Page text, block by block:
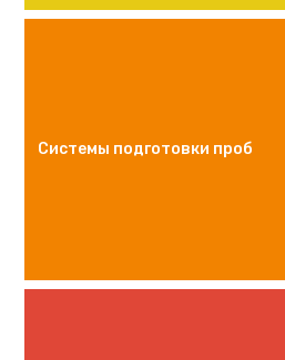
Системы подготовки проб